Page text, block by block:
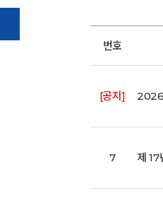
번호
[공지] 2026
7 제 17